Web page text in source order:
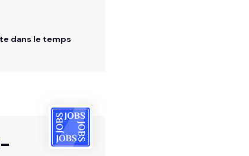
Captez votre cible
dans le temps